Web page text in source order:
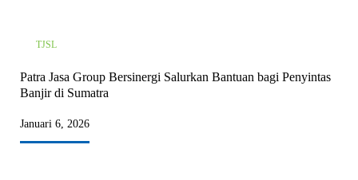
TJSL
Patra Jasa Group Bersinergi Salurkan Bantuan bagi Penyintas
Banjir di Sumatra
Januari 6, 2026